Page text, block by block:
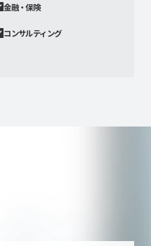
金融・保険
コンサルティング